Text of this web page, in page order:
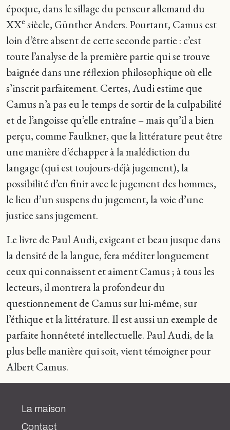
époque, dans le sillage du penseur allemand du
XXe siècle, Günther Anders. Pourtant, Camus est
loin d’être absent de cette seconde partie : c’est
toute l’analyse de la première partie qui se trouve
baignée dans une réflexion philosophique où elle
s’inscrit parfaitement. Certes, Audi estime que
Camus n’a pas eu le temps de sortir de la culpabilité
et de l’angoisse qu’elle entraîne – mais qu’il a bien
perçu, comme Faulkner, que la littérature peut être
une manière d’échapper à la malédiction du
langage (qui est toujours-déjà jugement), la
possibilité d’en finir avec le jugement des hommes,
le lieu d’un suspens du jugement, la voie d’une
justice sans jugement.
Le livre de Paul Audi, exigeant et beau jusque dans
la densité de la langue, fera méditer longuement
ceux qui connaissent et aiment Camus ; à tous les
lecteurs, il montrera la profondeur du
questionnement de Camus sur lui-même, sur
l’éthique et la littérature. Il est aussi un exemple de
parfaite honnêteté intellectuelle. Paul Audi, de la
plus belle manière qui soit, vient témoigner pour
Albert Camus.
La maison
Contact